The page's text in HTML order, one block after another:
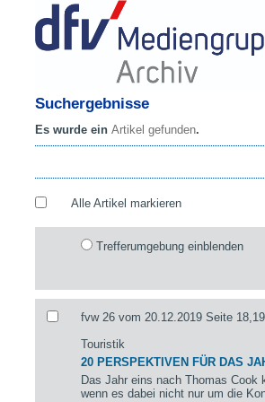
Suchergebnisse
Es wurde ein Artikel gefunden.
Alle Artikel markieren
Trefferumgebung einblenden
fvw 26 vom 20.12.2019 Seite
Touristik
20 PERSPEKTIVEN FÜR DAS
Das Jahr eins nach Thomas Cook
wenn es dabei nicht nur um die